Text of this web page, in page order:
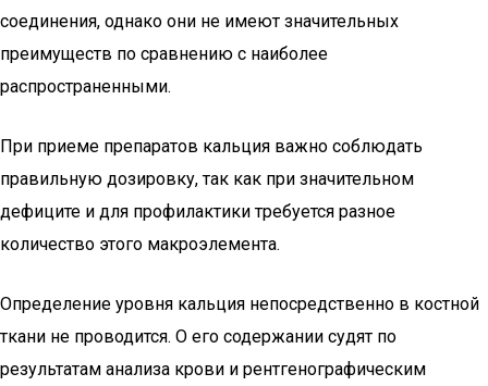
соединения, однако они не имеют значительных
преимуществ по сравнению с наиболее
распространенными.
При приеме препаратов кальция важно соблюдать
правильную дозировку, так как при значительном
дефиците и для профилактики требуется разное
количество этого макроэлемента.
Определение уровня кальция непосредственно в костной
ткани не проводится. О его содержании судят по
результатам анализа крови и рентгенографическим